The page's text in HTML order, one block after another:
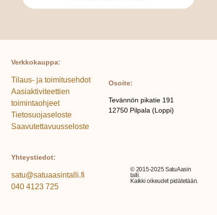
© 2015-2025 SatuAasin
talli.
Kaikki oikeudet pidätetään.
Yhteystiedot:
satu@satuaasintalli.fi
040 4123 725
Osoite:
Tevännön pikatie 191
12750 Pilpala (Loppi)
Verkkokauppa:
Tilaus- ja toimitusehdot
Aasiaktiviteettien
toimintaohjeet
Tietosuojaseloste
Saavutettavuusseloste